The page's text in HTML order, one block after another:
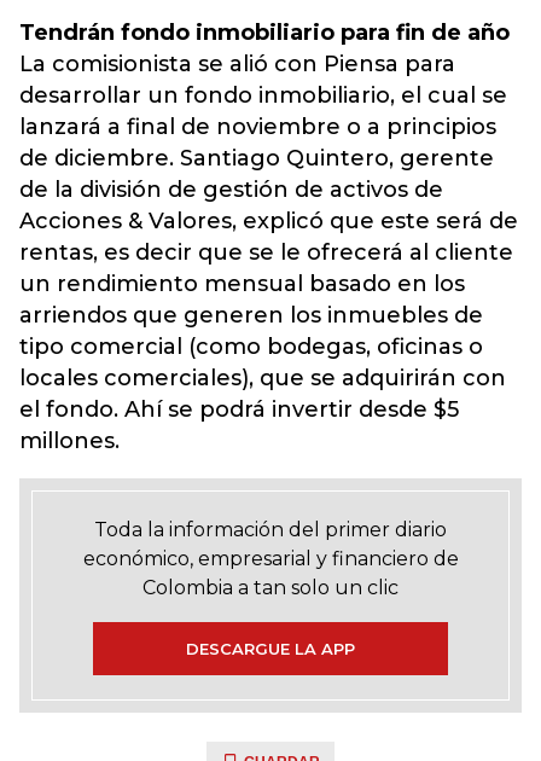
Tendrán fondo inmobiliario para fin de año
La comisionista se alió con Piensa para
desarrollar un fondo inmobiliario, el cual se
lanzará a final de noviembre o a principios
de diciembre. Santiago Quintero, gerente
de la división de gestión de activos de
Acciones & Valores, explicó que este será de
rentas, es decir que se le ofrecerá al cliente
un rendimiento mensual basado en los
arriendos que generen los inmuebles de
tipo comercial (como bodegas, oficinas o
locales comerciales), que se adquirirán con
el fondo. Ahí se podrá invertir desde $5
millones.
Toda la información del primer diario
económico, empresarial y financiero de
Colombia a tan solo un clic
DESCARGUE LA APP